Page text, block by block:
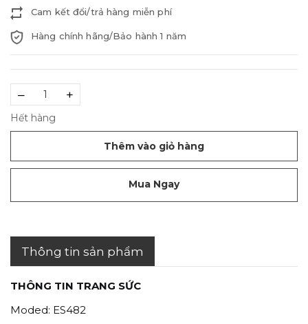
Cam kết đổi/trả hàng miễn phí
Hàng chính hãng/Bảo hành 1 năm
– +
Hết hàng
Thêm vào giỏ hàng
Mua Ngay
Thông tin sản phẩm
THÔNG TIN TRANG SỨC
Moded: ES482